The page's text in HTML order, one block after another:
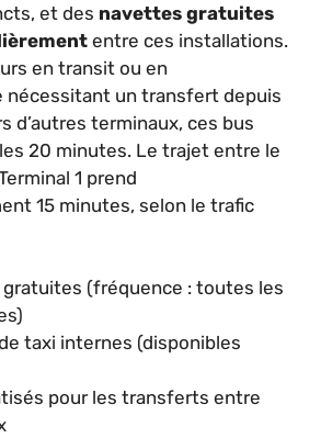
et des navettes gratuites
entre ces installations.
en transit ou en
nécessitant un transfert depuis
d’autres terminaux, ces bus
20 minutes. Le trajet entre le
1 prend
15 minutes, selon le trafic
(fréquence : toutes les
taxi internes (disponibles
pour les transferts entre